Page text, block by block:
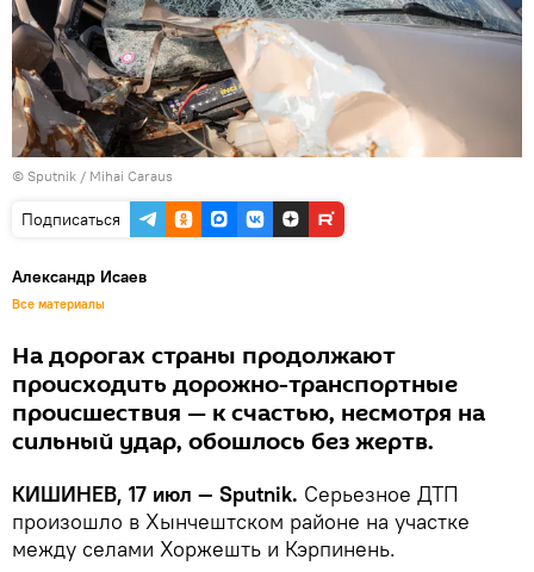
© Sputnik / Mihai Caraus
Подписаться
Александр Исаев
Все материалы
На дорогах страны продолжают
происходить дорожно-транспортные
происшествия — к счастью, несмотря на
сильный удар, обошлось без жертв.
КИШИНЕВ, 17 июл — Sputnik. Серьезное ДТП
произошло в Хынчештском районе на участке
между селами Хоржешть и Кэрпинень.